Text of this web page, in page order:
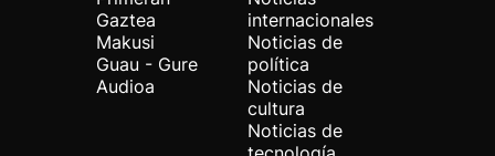
Gaztea
Makusi
Guau - Gure
Audioa
internacionales
Noticias de
política
Noticias de
cultura
Noticias de